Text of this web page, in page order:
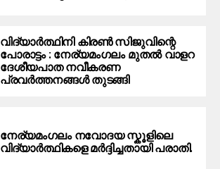
വിദ്യാർത്ഥിനി കിരൺ സിജുവിന്റെ
പോരാട്ടം : നേര്യമംഗലം മുതൽ വാളറ
ദേശീയപാത നവീകരണ
പ്രവർത്തനങ്ങൾ തുടങ്ങി
നേര്യമംഗലം നവോദയ സ്കൂളിലെ
വിദ്യാർത്ഥികളെ മർദ്ദിച്ചതായി പരാതി.